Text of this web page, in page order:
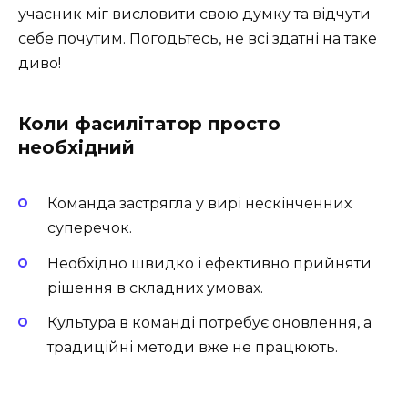
учасник міг висловити свою думку та відчути
себе почутим. Погодьтесь, не всі здатні на таке
диво!
Коли фасилітатор просто
необхідний
Команда застрягла у вирі нескінченних
суперечок.
Необхідно швидко і ефективно прийняти
рішення в складних умовах.
Культура в команді потребує оновлення, а
традиційні методи вже не працюють.